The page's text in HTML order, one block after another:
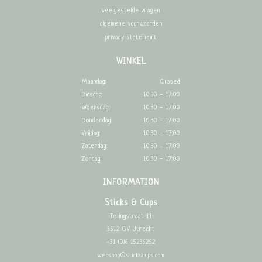
veelgestelde vragen
algemene voorwaarden
privacy statememt
WINKEL
Maandag:
Closed
Dinsdag:
10:30 - 17:00
Woensdag:
10:30 - 17:00
Donderdag:
10:30 - 17:00
Vrijdag:
10:30 - 17:00
Zaterdag:
10:30 - 17:00
Zondag:
10:30 - 17:00
INFORMATION
Sticks & Cups
Telingstraat 11
3512 GV Utrecht
+31 (0)6 15236252
webshop@stickscups.com